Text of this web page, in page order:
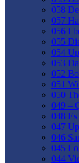
058
057
056 I
055
054
053
052
051
050
049 –
048
047
046
045
044